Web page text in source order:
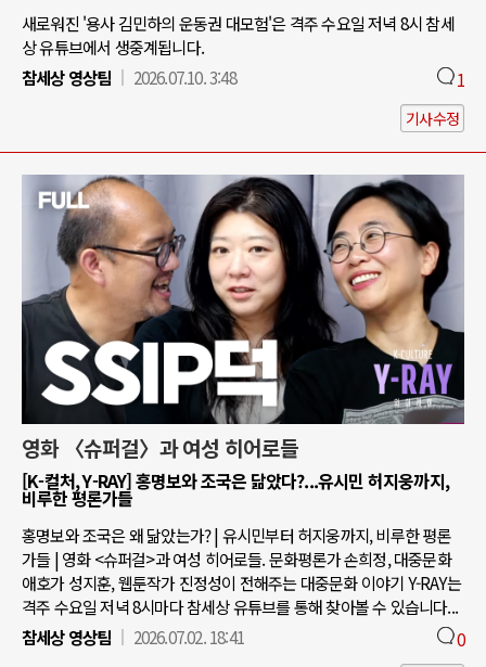
새로워진 '용사 김민하의 운동권 대모험'은 격주 수요일 저녁 8시 참세
상 유튜브에서 생중계됩니다.
참세상 영상팀
2026.07.10. 3:48 1
기사수정
영화 〈슈퍼걸〉과 여성 히어로들
[K-컬처, Y-RAY] 홍명보와 조국은 닮았다?...유시민 허지웅까지,
비루한 평론가들
홍명보와 조국은 왜 닮았는가? | 유시민부터 허지웅까지, 비루한 평론
가들 | 영화 <슈퍼걸>과 여성 히어로들. 문화평론가 손희정, 대중문화
애호가 성지훈, 웹툰작가 진정성이 전해주는 대중문화 이야기 Y-RAY는
격주 수요일 저녁 8시마다 참세상 유튜브를 통해 찾아볼 수 있습니다...
참세상 영상팀
2026.07.02. 18:41 0